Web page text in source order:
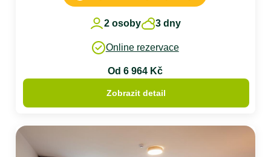
2 osoby 3 dny
Online rezervace
Od 6 964 Kč
Zobrazit detail